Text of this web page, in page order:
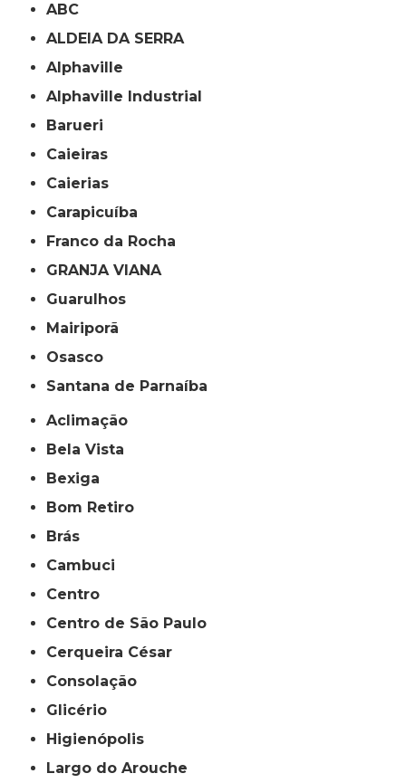
ABC
ALDEIA DA SERRA
Alphaville
Alphaville Industrial
Barueri
Caieiras
Caierias
Carapicuíba
Franco da Rocha
GRANJA VIANA
Guarulhos
Mairiporã
Osasco
Santana de Parnaíba
Aclimação
Bela Vista
Bexiga
Bom Retiro
Brás
Cambuci
Centro
Centro de São Paulo
Cerqueira César
Consolação
Glicério
Higienópolis
Largo do Arouche